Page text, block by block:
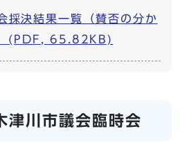
採決結果一覧（賛否の分か
(PDF, 65.82KB)
津川市議会臨時会